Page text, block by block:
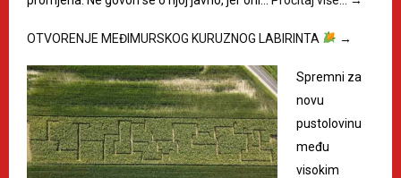
OTVORENJE MEĐIMURSKOG KURUZNOG LABIRINTA →
Spremni za
novu
pustolovinu
među
visokim